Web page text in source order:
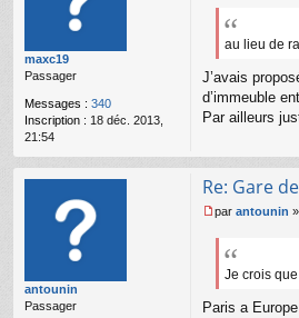
g
59
maxc19
Passager
Messages : 340
Inscription : 18 déc. 2013,
21:54
e
a
g
e
o
l
au lieu de
J’avais
d’immeuble
Par ailleurs
antounin
Passager
Re: Gare
e
a
g
par antounin »
Je crois
Paris a